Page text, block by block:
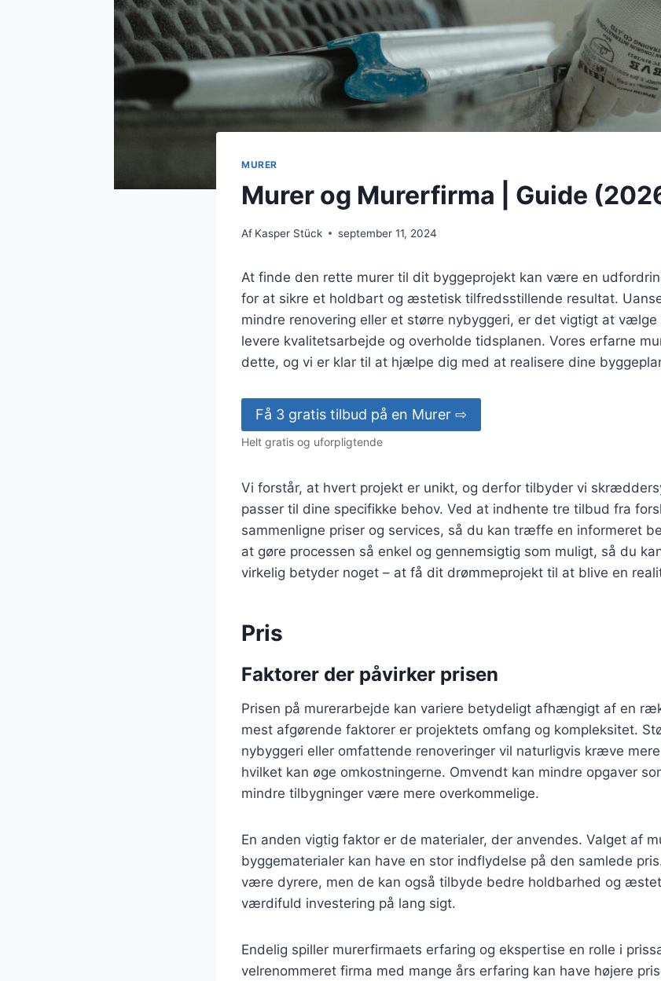
MURER
Murer og Murerfirma | Guide
Af Kasper Stück september 11, 2024
At finde den rette murer til dit byggeprojekt kan være en
for at sikre et holdbart og æstetisk tilfredsstillende resultat.
mindre renovering eller et større nybyggeri, er det vigtigt at
levere kvalitetsarbejde og overholde tidsplanen. Vores erfarne
dette, og vi er klar til at hjælpe dig med at realisere dine
Få 3 gratis tilbud på en Murer ⇨
Helt gratis og uforpligtende
Vi forstår, at hvert projekt er unikt, og derfor tilbyder vi
passer til dine specifikke behov. Ved at indhente tre tilbud fra
sammenligne priser og services, så du kan træffe en informeret
at gøre processen så enkel og gennemsigtig som muligt, så du
virkelig betyder noget – at få dit drømmeprojekt til at blive en
Pris
Faktorer der påvirker prisen
Prisen på murerarbejde kan variere betydeligt afhængigt af en
mest afgørende faktorer er projektets omfang og kompleksitet.
nybyggeri eller omfattende renoveringer vil naturligvis kræve
hvilket kan øge omkostningerne. Omvendt kan mindre opgaver
mindre tilbygninger være mere overkommelige.
En anden vigtig faktor er de materialer, der anvendes. Valget af
byggematerialer kan have en stor indflydelse på den samlede
være dyrere, men de kan også tilbyde bedre holdbarhed og
værdifuld investering på lang sigt.
Endelig spiller murerfirmaets erfaring og ekspertise en rolle i
velrenommeret firma med mange års erfaring kan have højere